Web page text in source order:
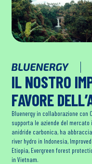
IL NOSTRO
FAVORE
Bluenergy in collaborazione con
supporta le aziende del
anidride carbonica, ha
river hydro in Indonesia,
Etiopia, Evergreen forest
in Vietnam.